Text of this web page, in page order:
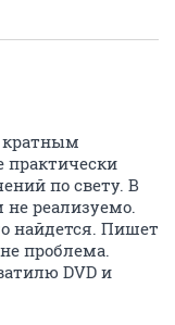
кратным
практически
по свету. В
реализуемо.
найдется. Пишет
проблема.
DVD и